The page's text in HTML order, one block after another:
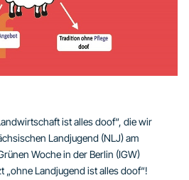
ist alles doof“, die wir
Landjugend (NLJ) am
Woche in der Berlin (IGW)
Landjugend ist alles doof“!